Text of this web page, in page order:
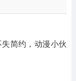
简约，动漫小伙